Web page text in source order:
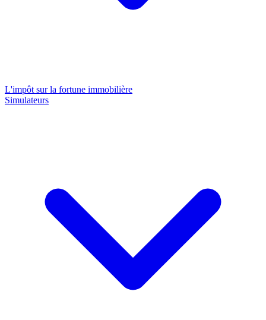
L'impôt sur la fortune immobilière
Simulateurs